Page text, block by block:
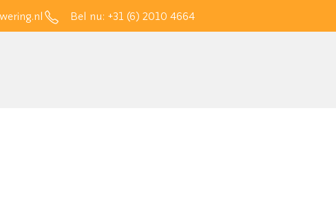
Bel nu: +31 (6) 2010 4664